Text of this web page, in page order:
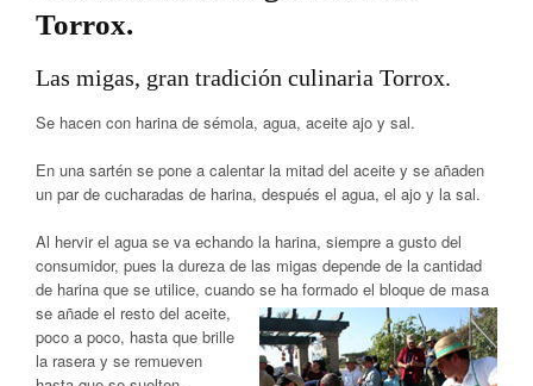
Torrox.
Las migas, gran tradición culinaria Torrox.
Se hacen con harina de sémola, agua, aceite ajo y sal.
En una sartén se pone a calentar la mitad del aceite y se añaden
un par de cucharadas de harina, después el agua, el ajo y la sal.
Al hervir el agua se va echando la harina, siempre a gusto del
consumidor, pues la dureza de las migas depende de la cantidad
de harina que se utilice, cuando se ha formado el bloque de masa
se añade el resto del aceite,
poco a poco, hasta que brille
la rasera y se remueven